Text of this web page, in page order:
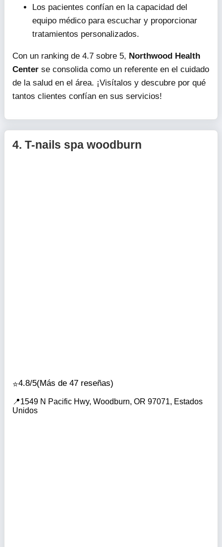
Los pacientes confían en la capacidad del
equipo médico para escuchar y proporcionar
tratamientos personalizados.
Con un ranking de 4.7 sobre 5, Northwood Health
Center se consolida como un referente en el cuidado
de la salud en el área. ¡Visítalos y descubre por qué
tantos clientes confían en sus servicios!
4. T-nails spa woodburn
4.8/5(Más de 47 reseñas)
1549 N Pacific Hwy, Woodburn, OR 97071, Estados
Unidos